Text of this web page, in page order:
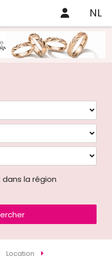
NL
la région
Location